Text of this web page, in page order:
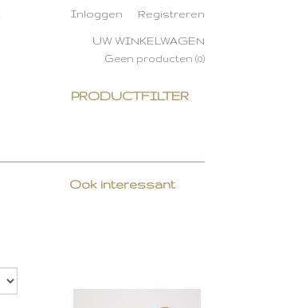
Inloggen Registreren
UW WINKELWAGEN
Geen producten (0)
PRODUCTFILTER
Ook interessant